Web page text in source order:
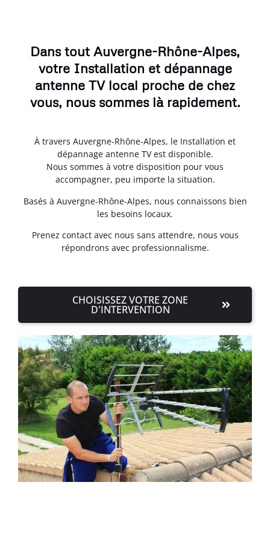
Dans tout Auvergne-Rhône-Alpes,
votre Installation et dépannage
antenne TV local proche de chez
vous, nous sommes là rapidement.
À travers Auvergne-Rhône-Alpes, le Installation et
dépannage antenne TV est disponible.
Nous sommes à votre disposition pour vous
accompagner, peu importe la situation.
Basés à Auvergne-Rhône-Alpes, nous connaissons bien
les besoins locaux.
Prenez contact avec nous sans attendre, nous vous
répondrons avec professionnalisme.
CHOISISSEZ VOTRE ZONE
D'INTERVENTION